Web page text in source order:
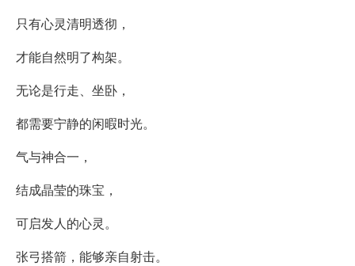
只有心灵清明透彻，
才能自然明了构架。
无论是行走、坐卧，
都需要宁静的闲暇时光。
气与神合一，
结成晶莹的珠宝，
可启发人的心灵。
张弓搭箭，能够亲自射击。